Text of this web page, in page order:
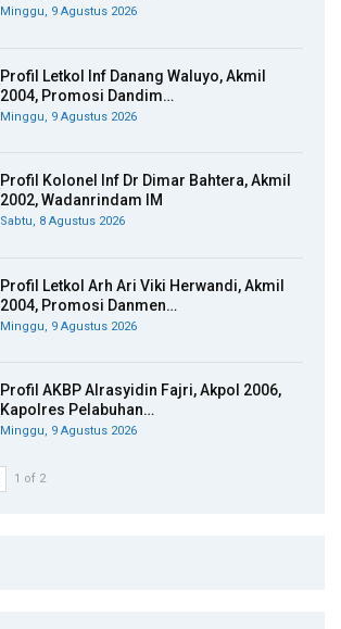
Minggu, 9 Agustus 2026
Profil Letkol Inf Danang Waluyo, Akmil
2004, Promosi Dandim…
Minggu, 9 Agustus 2026
Profil Kolonel Inf Dr Dimar Bahtera, Akmil
2002, Wadanrindam IM
Sabtu, 8 Agustus 2026
Profil Letkol Arh Ari Viki Herwandi, Akmil
2004, Promosi Danmen…
Minggu, 9 Agustus 2026
Profil AKBP Alrasyidin Fajri, Akpol 2006,
Kapolres Pelabuhan…
Minggu, 9 Agustus 2026
1 of 2